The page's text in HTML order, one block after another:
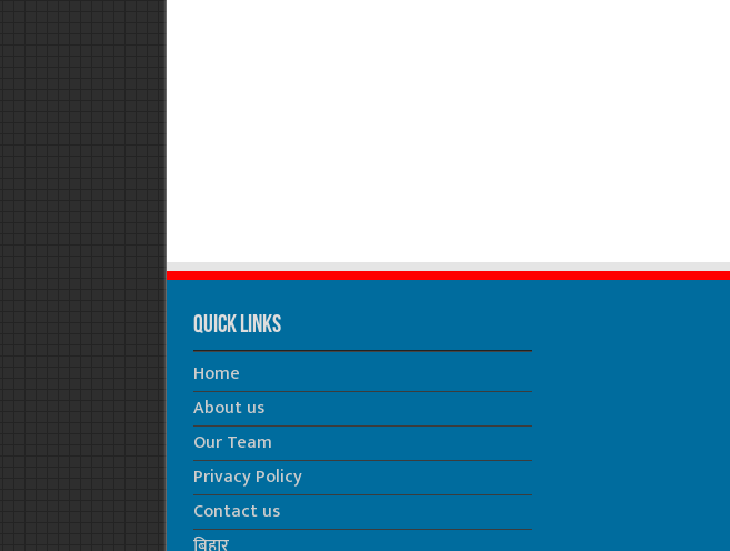
Quick Links
Home
About us
Our Team
Privacy Policy
Contact us